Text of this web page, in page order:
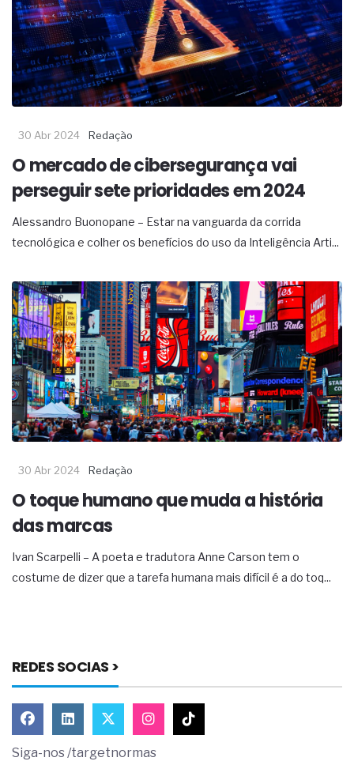
30 Abr 2024 Redação
O mercado de cibersegurança vai
perseguir sete prioridades em 2024
Alessandro Buonopane – Estar na vanguarda da corrida
tecnológica e colher os benefícios do uso da Inteligência Arti...
30 Abr 2024 Redação
O toque humano que muda a história
das marcas
Ivan Scarpelli – A poeta e tradutora Anne Carson tem o
costume de dizer que a tarefa humana mais difícil é a do toq...
REDES SOCIAS >
Siga-nos /targetnormas